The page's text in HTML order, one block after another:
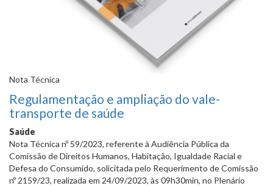
Nota Técnica
Regulamentação e ampliação do vale-
transporte de saúde
Saúde
Nota Técnica nº 59/2023, referente à Audiência Pública da
Comissão de Direitos Humanos, Habitação, Igualdade Racial e
Defesa do Consumido, solicitada pelo Requerimento de Comissão
nº 2159/23, realizada em 24/09/2023, às 09h30min, no Plenário